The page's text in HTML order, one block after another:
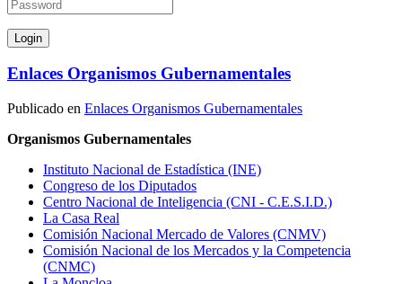
Enlaces Organismos Gubernamentales
Publicado en Enlaces Organismos Gubernamentales
Organismos Gubernamentales
Instituto Nacional de Estadística (INE)
Congreso de los Diputados
Centro Nacional de Inteligencia (CNI - C.E.S.I.D.)
La Casa Real
Comisión Nacional Mercado de Valores (CNMV)
Comisión Nacional de los Mercados y la Competencia
(CNMC)